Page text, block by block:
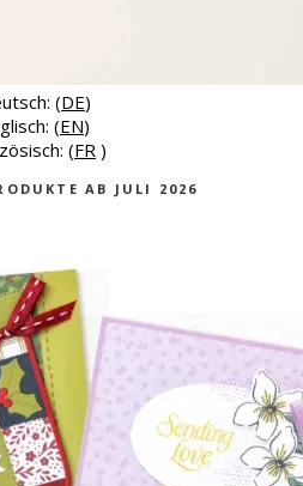
(DE)
(EN)
(FR )
AB JULI 2026